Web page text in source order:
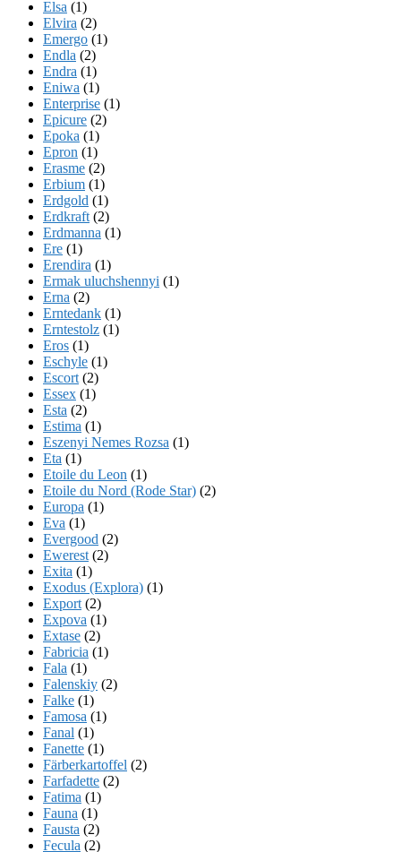
Elsa (1)
Elvira (2)
Emergo (1)
Endla (2)
Endra (1)
Eniwa (1)
Enterprise (1)
Epicure (2)
Epoka (1)
Epron (1)
Erasme (2)
Erbium (1)
Erdgold (1)
Erdkraft (2)
Erdmanna (1)
Ere (1)
Erendira (1)
Ermak uluchshennyi (1)
Erna (2)
Erntedank (1)
Erntestolz (1)
Eros (1)
Eschyle (1)
Escort (2)
Essex (1)
Esta (2)
Estima (1)
Eszenyi Nemes Rozsa (1)
Eta (1)
Etoile du Leon (1)
Etoile du Nord (Rode Star) (2)
Europa (1)
Eva (1)
Evergood (2)
Ewerest (2)
Exita (1)
Exodus (Explora) (1)
Export (2)
Expova (1)
Extase (2)
Fabricia (1)
Fala (1)
Falenskiy (2)
Falke (1)
Famosa (1)
Fanal (1)
Fanette (1)
Färberkartoffel (2)
Farfadette (2)
Fatima (1)
Fauna (1)
Fausta (2)
Fecula (2)